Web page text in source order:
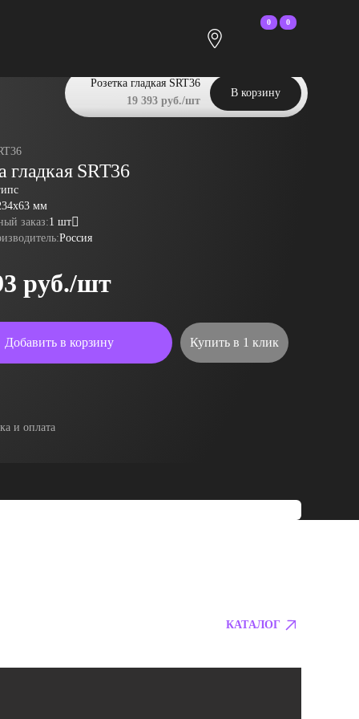
0 0
гладкая SRT36
мм
заказ:1 шт
Россия
руб./шт
Добавить в корзину Купить в 1 клик
Розетка гладкая SRT36
19 393 руб./шт
В корзину
и оплата
КАТАЛОГ